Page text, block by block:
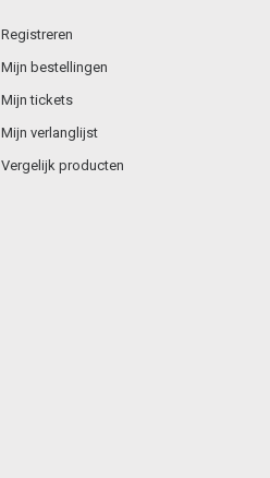
Registreren
Mijn bestellingen
Mijn tickets
Mijn verlanglijst
Vergelijk producten